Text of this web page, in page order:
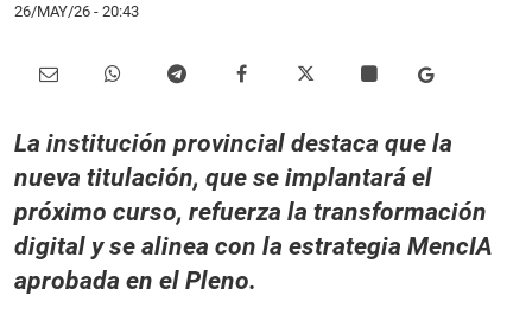
26/MAY/26 - 20:43
La institución provincial destaca que la
nueva titulación, que se implantará el
próximo curso, refuerza la transformación
digital y se alinea con la estrategia MencIA
aprobada en el Pleno.